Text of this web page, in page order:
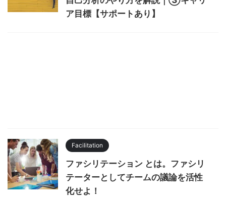
ア目標【サポートあり】
Facilitation
ファシリテーション とは。ファシリ
テーターとしてチームの議論を活性
化せよ！